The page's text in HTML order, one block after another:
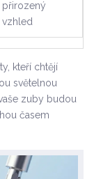
přirozený
vzhled
kteří chtějí
světelnou
zuby budou
časem